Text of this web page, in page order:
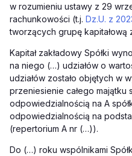
w rozumieniu ustawy z 29
rachunkowości (t.j. Dz.U. z
tworzących grupę kapitałową
Kapitał zakładowy Spółki
na niego (…) udziałów o
udziałów zostało objętych w
przeniesienie całego majątku
odpowiedzialnością na A
odpowiedzialnością na
(repertorium A nr (…)).
Do (…) roku wspólnikami